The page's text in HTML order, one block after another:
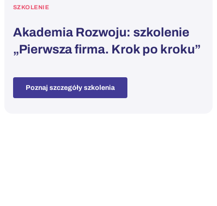
SZKOLENIE
Akademia Rozwoju: szkolenie
„Pierwsza firma. Krok po kroku”
Poznaj szczegóły szkolenia